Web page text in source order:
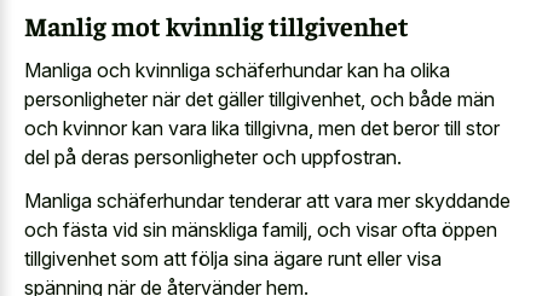
Manlig mot kvinnlig tillgivenhet
Manliga och kvinnliga schäferhundar kan ha olika
personligheter när det gäller tillgivenhet, och både män
och kvinnor kan vara lika tillgivna, men det beror till stor
del på deras personligheter och uppfostran.
Manliga schäferhundar tenderar att vara mer skyddande
och fästa vid sin mänskliga familj, och visar ofta öppen
tillgivenhet som att följa sina ägare runt eller visa
spänning när de återvänder hem.